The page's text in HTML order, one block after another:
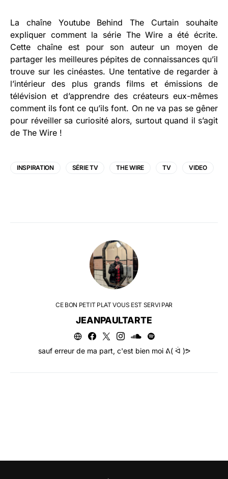
La chaîne Youtube Behind The Curtain souhaite
expliquer comment la série The Wire a été écrite.
Cette chaîne est pour son auteur un moyen de
partager les meilleures pépites de connaissances qu’il
trouve sur les cinéastes. Une tentative de regarder à
l’intérieur des plus grands films et émissions de
télévision et d’apprendre des créateurs eux-mêmes
comment ils font ce qu’ils font. On ne va pas se gêner
pour réveiller sa curiosité alors, surtout quand il s’agit
de The Wire !
INSPIRATION SÉRIE TV THE WIRE TV VIDEO
CE BON PETIT PLAT VOUS EST SERVI PAR
JEANPAULTARTE
sauf erreur de ma part, c'est bien moi ᕕ( ᐛ )ᕗ